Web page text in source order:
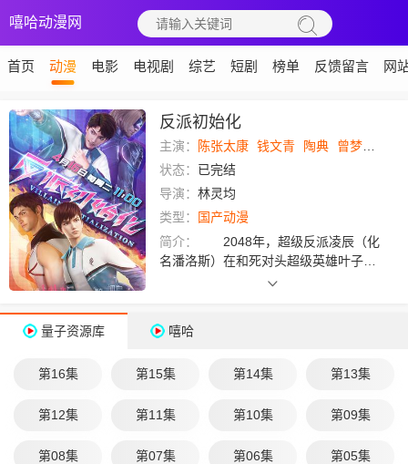
嘻哈动漫网
首页 动漫 电影 电视剧 综艺 短剧 榜单 反馈留言 网
反派初始化
主演： 陈张太康 钱文青 陶典 曾梦玉
状态： 已完结
导演： 林灵均
类型：
国产动漫
简介：
2048年，超级反派凌辰（化
名潘洛斯）在和死对头超级英雄叶子暮
的激战中意外穿越回2030年的高二。在
世因叶子暮害死的姨母，除掉叶子暮。”
信自己可以改变一切！
量子资源库 嘻哈
第16集 第15集 第14集 第13集
第12集 第11集 第10集 第09集
第08集 第07集 第06集 第05集